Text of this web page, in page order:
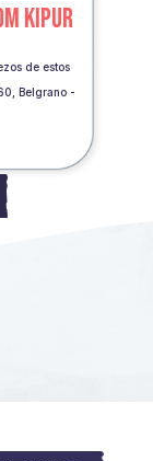
KIPUR
de estos
Belgrano -